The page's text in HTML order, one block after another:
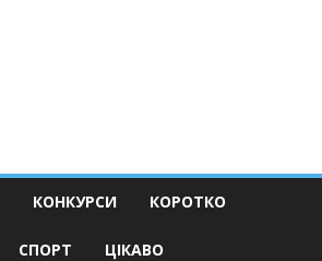
КОНКУРСИ КОРОТКО
СПОРТ ЦІКАВО